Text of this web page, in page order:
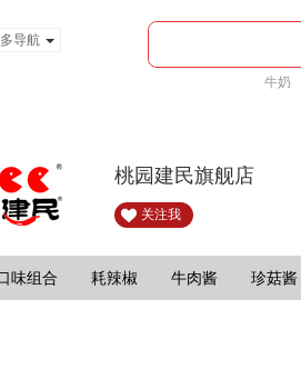
导航
牛奶
桃园建民旗舰店
关注我
味组合 耗辣椒 牛肉酱 珍菇酱